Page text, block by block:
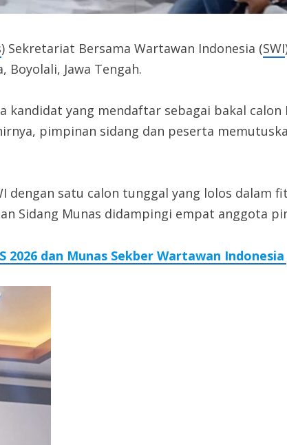
) Sekretariat Bersama Wartawan Indonesia (SWI
Jawa Tengah.
kandidat yang mendaftar sebagai bakal
pimpinan sidang dan peserta
dengan satu calon tunggal yang lolos dalam
Sidang Munas didampingi empat anggota
2026 dan Munas Sekber Wartawan Indonesia